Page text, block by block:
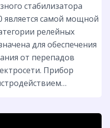
стабилизатора
является самой мощной
релейных
для обеспечения
от перепадов
Прибор